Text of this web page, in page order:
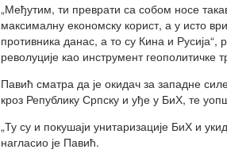
„Међутим, ти преврати са собом носе
максималну економску корист, а у исто
противника данас, а то су Кина и
револуције као инструмент геополитичке
Павић сматра да је окидач за западне
кроз Републику Српску и уђе у БиХ, те
„Ту су и покушаји унитаризације БиХ и
нагласио је Павић.